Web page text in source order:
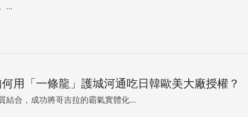
...
用「一條龍」護城河通吃日韓歐美大廠授權？
結合，成功將哥吉拉的霸氣實體化...